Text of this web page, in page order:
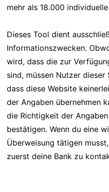
mehr als 18.000
Dieses Tool dient
Informationszwecken.
wird, dass die zur
sind, müssen Nutzer dieser
dass diese Website
der Angaben übernehmen
die Richtigkeit der
bestätigen. Wenn du eine
Überweisung tätigen
zuerst deine Bank zu